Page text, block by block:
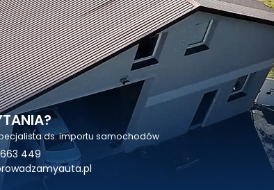
ds. importu samochodów
449